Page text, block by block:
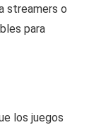
streamers o
para
los juegos